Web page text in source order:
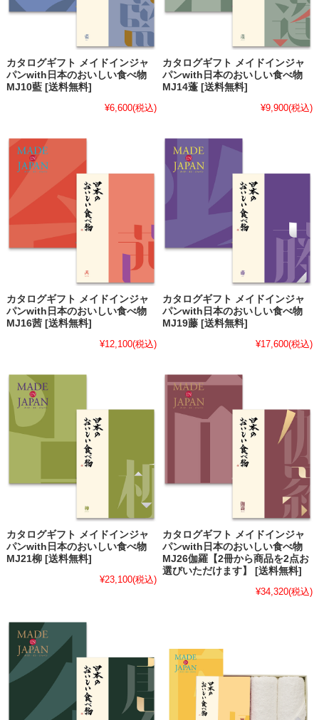
カタログギフト メイドインジャ
パンwith日本のおいしい食べ物
MJ10藍 [送料無料]
¥6,600(税込)
カタログギフト メイドインジャ
パンwith日本のおいしい食べ物
MJ14蓬 [送料無料]
¥9,900(税込)
カタログギフト メイドインジャ
パンwith日本のおいしい食べ物
MJ16茜 [送料無料]
¥12,100(税込)
カタログギフト メイドインジャ
パンwith日本のおいしい食べ物
MJ19藤 [送料無料]
¥17,600(税込)
カタログギフト メイドインジャ
パンwith日本のおいしい食べ物
MJ21柳 [送料無料]
¥23,100(税込)
カタログギフト メイドインジャ
パンwith日本のおいしい食べ物
MJ26伽羅【2冊から商品を2点お
選びいただけます】 [送料無料]
¥34,320(税込)